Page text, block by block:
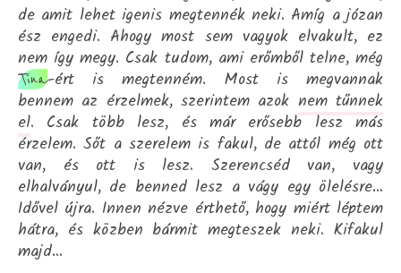
de amit lehet igenis megtennék neki. Amíg a józan
ész engedi. Ahogy most sem vagyok elvakult, ez
nem így megy. Csak tudom, ami erőmből telne, még
Tina-ért is megtenném. Most is megvannak
bennem az érzelmek, szerintem azok nem tűnnek
el. Csak több lesz, és már erősebb lesz más
érzelem. Sőt a szerelem is fakul, de attól még ott
van, és ott is lesz. Szerencséd van, vagy
elhalványul, de benned lesz a vágy egy ölelésre…
Idővel újra. Innen nézve érthető, hogy miért léptem
hátra, és közben bármit megteszek neki. Kifakul
majd…